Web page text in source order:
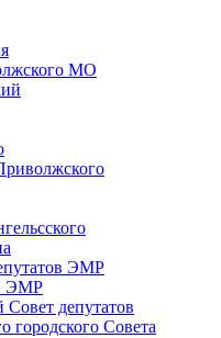
МО
ЭМР
ЭМР
Совет депутатов
городского Совета